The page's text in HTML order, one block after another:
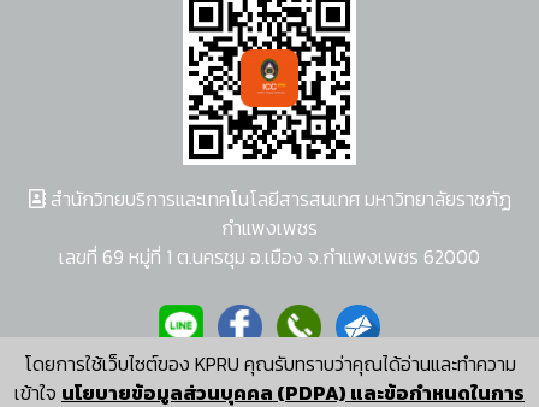
โดยการใช้เว็บไซต์ของ KPRU คุณรับทราบว่าคุณได้อ่านและทำความ
เข้าใจ นโยบายข้อมูลส่วนบุคคล (PDPA) และข้อกำหนดในการ
สำนักวิทยบริการและเทคโนโลยีสารสนเทศ มหาวิทยาลัยราชภัฏ
กำแพงเพชร
เลขที่ 69 หมู่ที่ 1 ต.นครชุม อ.เมือง จ.กำแพงเพชร 62000
ผู้พัฒนาระบบ อนุชา พวงผกา